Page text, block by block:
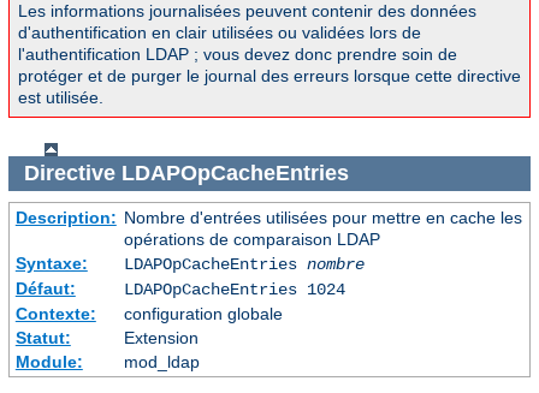
Les informations journalisées peuvent contenir des données
d'authentification en clair utilisées ou validées lors de
l'authentification LDAP ; vous devez donc prendre soin de
protéger et de purger le journal des erreurs lorsque cette directive
est utilisée.
Directive LDAPOpCacheEntries
Description: Nombre d'entrées utilisées pour mettre en cache les
opérations de comparaison LDAP
Syntaxe:
LDAPOpCacheEntries nombre
Défaut:
LDAPOpCacheEntries 1024
Contexte:
configuration globale
Statut:
Extension
Module:
mod_ldap